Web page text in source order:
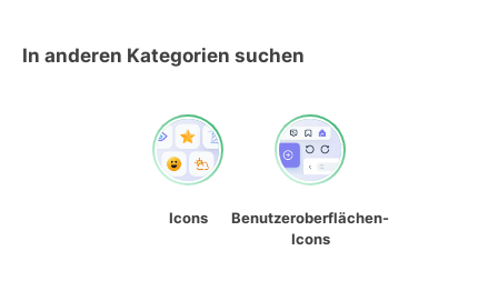
In anderen Kategorien suchen
Icons
Benutzeroberflächen-
Icons